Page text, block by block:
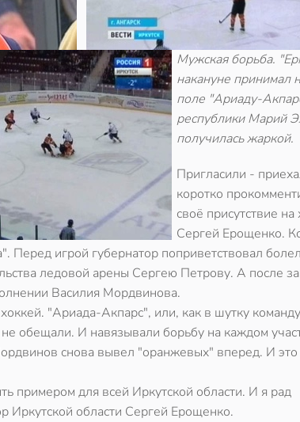
Мужская борьба.
накануне принимал
поле "Ариаду-
республики Марий
получилась жаркой.
Пригласили -
коротко
своё присутствие на
Сергей Ерощенко.
Перед игрой губернатор поприветствовал
ледовой арены Сергею Петрову. А после
Василия Мордвинова.
"Ариада-Акпарс", или, как в шутку
обещали. И навязывали борьбу на каждом
снова вывел "оранжевых" вперед. И это
примером для всей Иркутской области. И я рад
Иркутской области Сергей Ерощенко.